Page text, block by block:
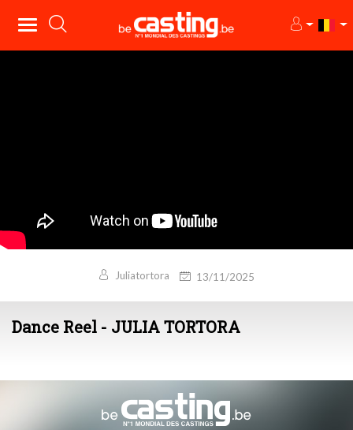
Juliatortora 13/11/2025
Dance Reel - JULIA TORTORA